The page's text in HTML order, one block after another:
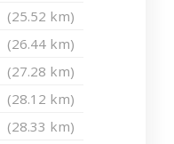
(25.52 km)
(26.44 km)
(27.28 km)
(28.12 km)
(28.33 km)